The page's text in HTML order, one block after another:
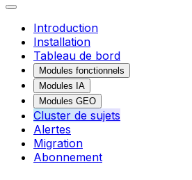
Introduction
Installation
Tableau de bord
Modules fonctionnels
Modules IA
Modules GEO
Cluster de sujets
Alertes
Migration
Abonnement